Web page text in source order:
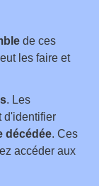
de ces
les faire et
. Les
d'identifier
décédée. Ces
accéder aux